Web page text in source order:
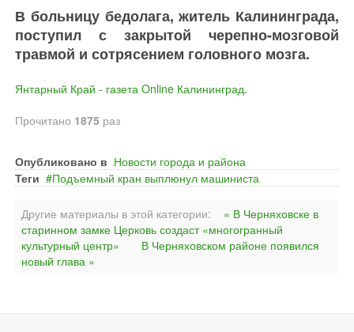
В больницу бедолага, житель Калининграда,
поступил с закрытой черепно-мозговой
травмой и сотрясением головного мозга.
Янтарный Край - газета Online Калининград.
Прочитано 1875 раз
Опубликовано в Новости города и района
Теги
Подъемный кран выплюнул машиниста
Другие материалы в этой категории:
« В Черняховске в
старинном замке Церковь создаст «многогранный
культурный центр»
В Черняховском районе появился
новый глава »